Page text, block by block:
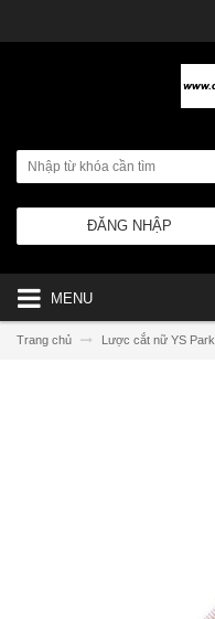
ĐĂNG NHẬP
MENU
Trang chủ Lược cắt nữ YS Park